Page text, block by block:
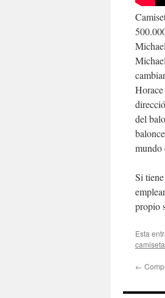
del
mundo
Si
propio
Esta
←